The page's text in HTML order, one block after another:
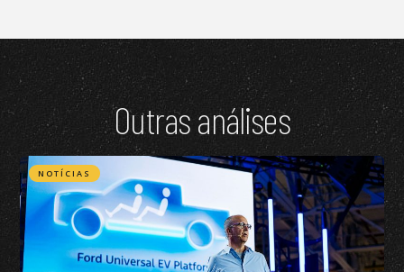
Outras análises
NOTÍCIAS